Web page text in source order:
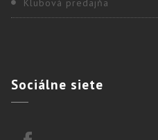
Sociálne siete